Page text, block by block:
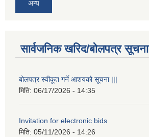
अन्य
सार्वजनिक खरिद/बोलपत्र सूचना
बोलपत्र स्वीकूत गर्ने आशयको सूचना |||
मिति: 06/17/2026 - 14:35
Invitation for electronic bids
मिति: 05/11/2026 - 14:26